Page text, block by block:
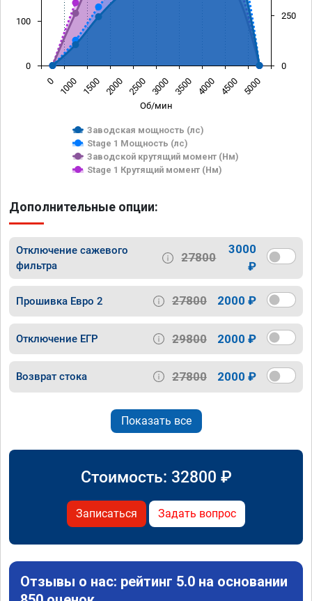
Об/мин
Заводская мощность (лс)
Stage 1 Мощность (лс)
Заводской крутящий момент (Нм)
Stage 1 Крутящий момент (Нм)
0 1000 1500 2000 2500 3000 3500 4000 4500 5000
0
100
0
250
Дополнительные опции:
Отключение сажевого
фильтра
27800
3000
₽
Прошивка Евро 2 27800 2000 ₽
Отключение ЕГР 29800 2000 ₽
Возврат стока 27800 2000 ₽
Показать все
Стоимость: 32800 ₽
Записаться Задать вопрос
Отзывы о нас: рейтинг 5.0 на основании